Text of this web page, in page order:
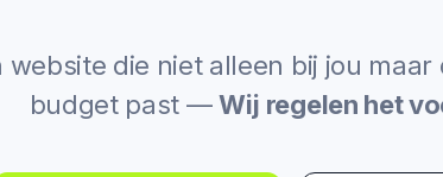
website die niet alleen bij jou maar
budget past —Wij regelen het